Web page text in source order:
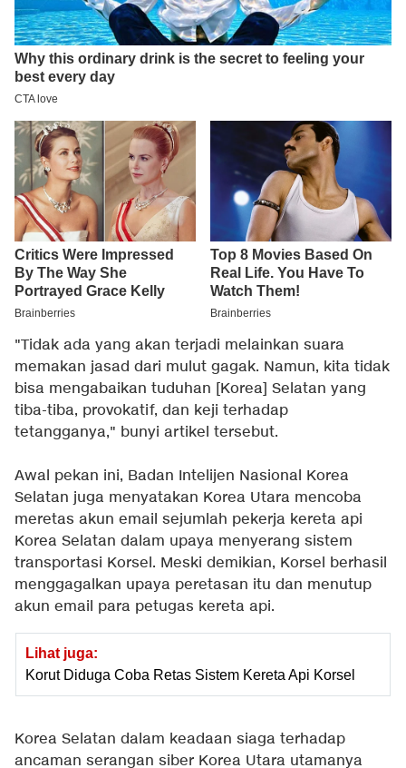
"Tidak ada yang akan terjadi melainkan suara
memakan jasad dari mulut gagak. Namun, kita tidak
bisa mengabaikan tuduhan [Korea] Selatan yang
tiba-tiba, provokatif, dan keji terhadap
tetangganya," bunyi artikel tersebut.
Awal pekan ini, Badan Intelijen Nasional Korea
Selatan juga menyatakan Korea Utara mencoba
meretas akun email sejumlah pekerja kereta api
Korea Selatan dalam upaya menyerang sistem
transportasi Korsel. Meski demikian, Korsel berhasil
menggagalkan upaya peretasan itu dan menutup
akun email para petugas kereta api.
Lihat juga:
Korut Diduga Coba Retas Sistem Kereta Api Korsel
Korea Selatan dalam keadaan siaga terhadap
ancaman serangan siber Korea Utara utamanya